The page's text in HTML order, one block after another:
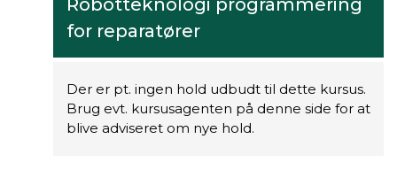
Robotteknologi programmering
for reparatører
Der er pt. ingen hold udbudt til dette kursus.
Brug evt. kursusagenten på denne side for at
blive adviseret om nye hold.